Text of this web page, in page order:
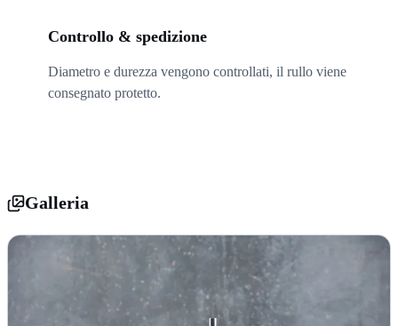
Controllo & spedizione
Diametro e durezza vengono controllati, il rullo viene
consegnato protetto.
Galleria